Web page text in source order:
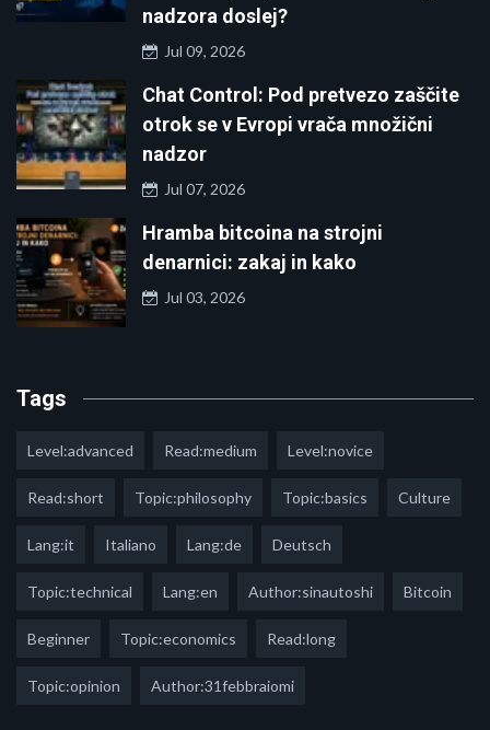
nadzora doslej?
Jul 09, 2026
Chat Control: Pod pretvezo zaščite
otrok se v Evropi vrača množični
nadzor
Jul 07, 2026
Hramba bitcoina na strojni
denarnici: zakaj in kako
Jul 03, 2026
Tags
Level:advanced Read:medium Level:novice
Read:short Topic:philosophy Topic:basics Culture
Lang:it Italiano Lang:de Deutsch
Topic:technical Lang:en Author:sinautoshi Bitcoin
Beginner Topic:economics Read:long
Topic:opinion Author:31febbraiomi